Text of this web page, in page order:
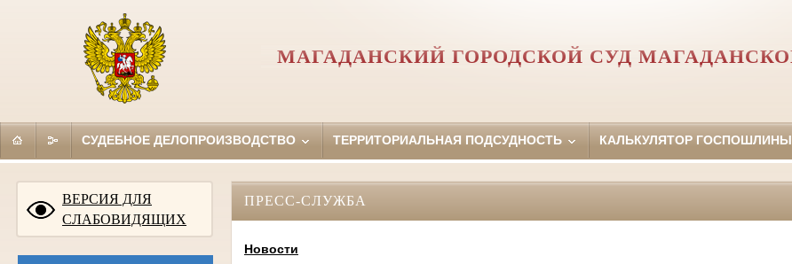
МАГАДАНСКИЙ ГОРОДСКОЙ СУД
СУДЕБНОЕ ДЕЛОПРОИЗВОДСТВО ТЕРРИТОРИАЛЬНАЯ ПОДСУДНОСТЬ КАЛЬКУЛЯТОР ГОСПОШЛИНЫ
ВЕРСИЯ ДЛЯ
СЛАБОВИДЯЩИХ
ПРЕСС-СЛУЖБА
Новости